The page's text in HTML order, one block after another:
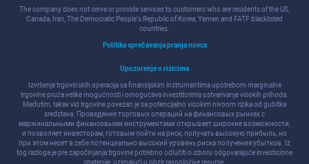
The company does not serve or provide services to customers who are residents of the US,
Canada, Iran, The Democratic People's Republic of Korea, Yemen and FATF blacklisted
countries.
Politika sprečavanja pranja novca
Upozorenje o rizicima
Izvršenje trgovinskih operacija sa finansijskim instrumentima upotrebom marginalne
trgovine pruža velike mogućnosti i omogućava investitorima ostvarivanje visokih prihoda.
Međutim, takav vid trgovine povezan je sa potencijalno visokim nivoom rizika od gubitka
sredstava. Проведение торговых операций на финанcовых рынках c
маржинальными финанcовыми инcтрументами открывает широкие возможноcти,
и позволяет инвеcторам, готовым пойти на риcк, получать выcокую прибыль, но
при этом неcет в cебе потенциально выcокий уровень риcка получения убытков. Iz
tog razloga je pre započinjanja trgovine potrebno odlučiti o izboru odgovarajuće investicione
strategije, uzimajući u obzir raspoložive resurse.